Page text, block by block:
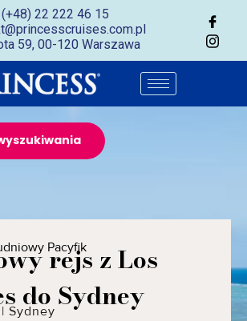
(+48) 22 222 46 15
59, 00-120 Warszawa
Pacyfik
rejs z Los
do Sydney
| Sydney